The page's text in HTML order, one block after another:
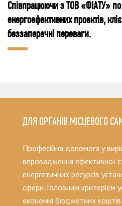
Співпрацюючи з ТОВ «ФІАТУ» по
енергоефективних проектів,
беззаперечні переваги.
ДЛЯ ОРГАНІВ МІСЦЕВОГО
Професійна допомога у
впровадження ефективної
енергетичних ресурсів
сфери. Головним критерієм
економія бюджетних